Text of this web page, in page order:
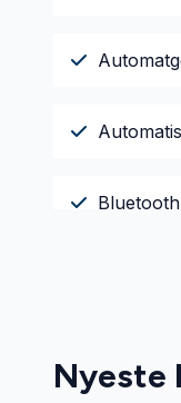
Bluetooth
Nyeste